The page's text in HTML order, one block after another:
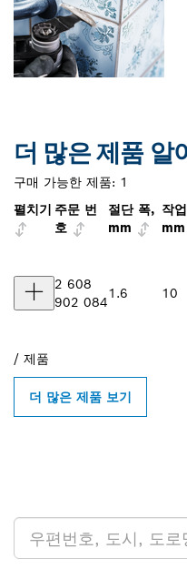
더 많은 제품 알
구매 가능한 제품: 1
펼치기 주문 번
호
절단 폭,
mm
작
mm
2 608
902 084
1.6 10
/ 제품
더 많은 제품 보기